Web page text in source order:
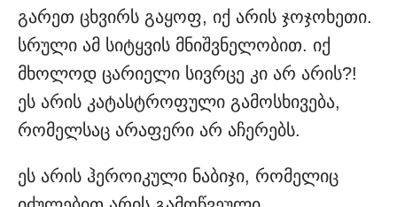
გარეთ ცხვირს გაყოფ, იქ არის ჯოჯოხეთი.
სრული ამ სიტყვის მნიშვნელობით. იქ
მხოლოდ ცარიელი სივრცე კი არ არის?!
ეს არის კატასტროფული გამოსხივება,
რომელსაც არაფერი არ აჩერებს.
ეს არის ჰეროიკული ნაბიჯი, რომელიც